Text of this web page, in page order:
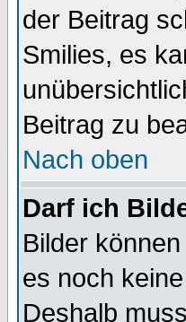
der Beitrag
Smilies, es
Beitrag zu
Nach oben
Darf ich
Bilder
es noch
Deshalb